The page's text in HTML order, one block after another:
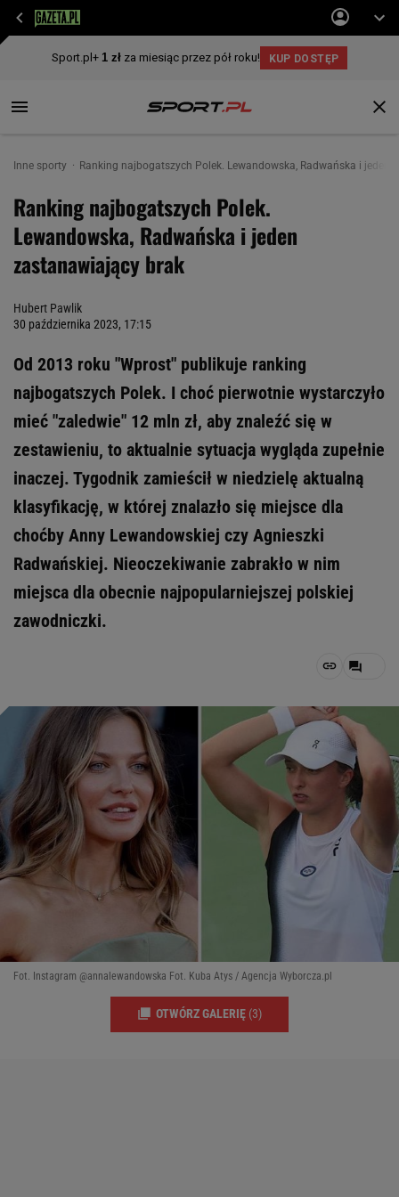
Inne sporty Ranking najbogatszych Polek. Lewandowska, Radwańska i jeden
Ranking najbogatszych Polek.
Lewandowska, Radwańska i jeden
zastanawiający brak
Hubert Pawlik
30 października 2023, 17:15
Od 2013 roku "Wprost" publikuje ranking
najbogatszych Polek. I choć pierwotnie wystarczyło
mieć "zaledwie" 12 mln zł, aby znaleźć się w
zestawieniu, to aktualnie sytuacja wygląda zupełnie
inaczej. Tygodnik zamieścił w niedzielę aktualną
klasyfikację, w której znalazło się miejsce dla
choćby Anny Lewandowskiej czy Agnieszki
Radwańskiej. Nieoczekiwanie zabrakło w nim
miejsca dla obecnie najpopularniejszej polskiej
zawodniczki.
Fot. Instagram @annalewandowska Fot. Kuba Atys / Agencja Wyborcza.pl
OTWÓRZ GALERIĘ (3)